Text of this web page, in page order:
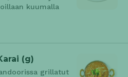
kuumalla
(g)
grillatut